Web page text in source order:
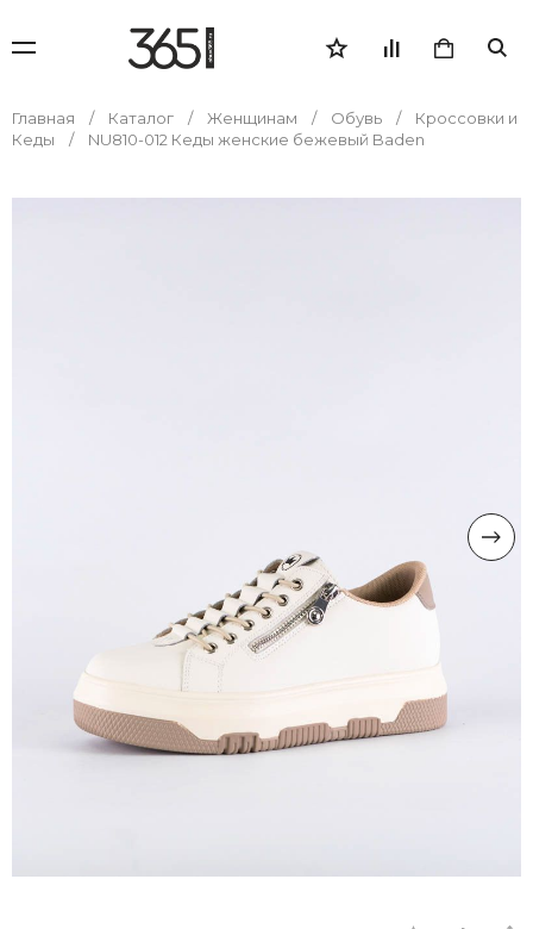
Главная Каталог Женщинам Обувь
Кроссовки и
Кеды
NU810-012 Кеды женские бежевый Baden